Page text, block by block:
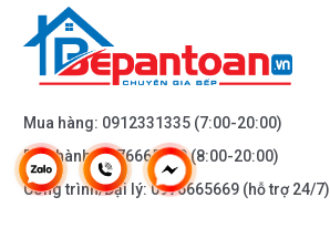
Bảo hành36 tháng
Mua hàng: 0912331335 (7:00-20:00)
Bảo hành:0976665669(8:00-20:00)
Công trình/Đại lý:0976665669 (hỗ trợ 24/7)